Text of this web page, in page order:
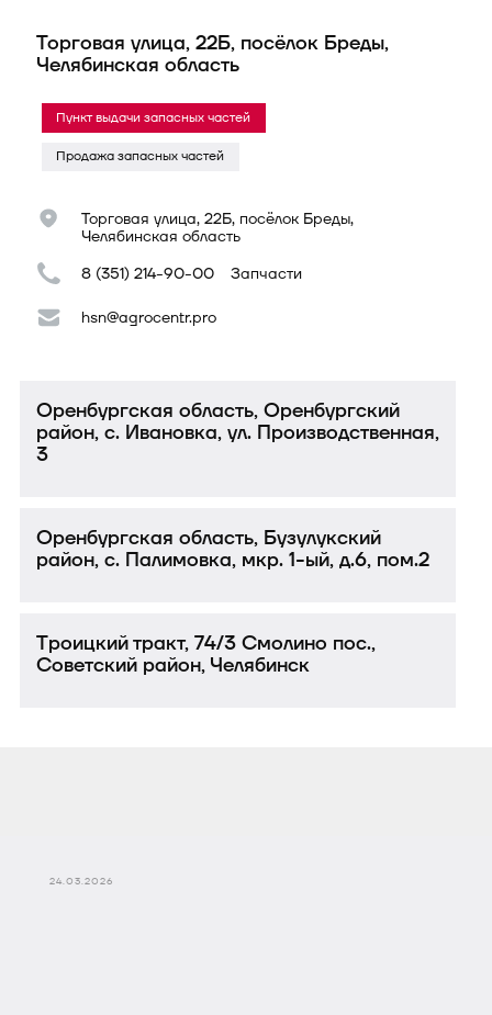
Торговая улица, 22Б, посёлок Бреды,
Челябинская область
Пункт выдачи запасных частей
Продажа запасных частей
Торговая улица, 22Б, посёлок Бреды,
Челябинская область
8 (351) 214-90-00
Запчасти
hsn@agrocentr.pro
Оренбургская область, Оренбургский
район, с. Ивановка, ул. Производственная,
3
Оренбургская область, Бузулукский
район, с. Палимовка, мкр. 1-ый, д.6, пом.2
Троицкий тракт, 74/3 Смолино пос.,
Советский район, Челябинск
24.03.2026